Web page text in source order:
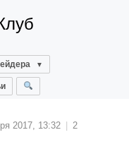
2017, 13:32
2